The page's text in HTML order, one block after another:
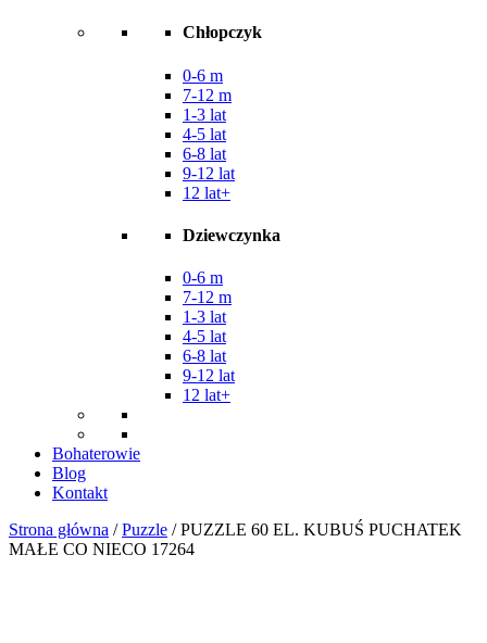
Chłopczyk
0-6 m
7-12 m
1-3 lat
4-5 lat
6-8 lat
9-12 lat
12 lat+
Dziewczynka
0-6 m
7-12 m
1-3 lat
4-5 lat
6-8 lat
9-12 lat
12 lat+
Bohaterowie
Blog
Kontakt
Strona główna /Puzzle / PUZZLE 60 EL. KUBUŚ PUCHATEK
MAŁE CO NIECO 17264